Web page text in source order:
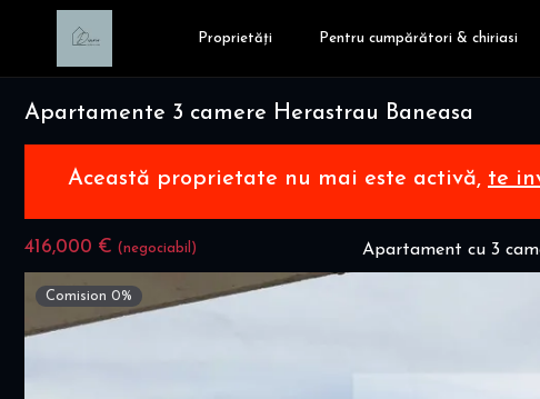
Proprietăți Pentru cumpărători & chiriasi
Apartamente 3 camere Herastrau Baneasa
Această proprietate nu mai este activă, te
416,000 € (negociabil) Apartament cu 3
Comision 0%